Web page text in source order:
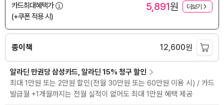
카드최대혜택가
(+쿠폰 적용 시)
5,891원 더보기
종이책 12,600원
알라딘 만권당 삼성카드, 알라딘 15% 청구 할인
최대 1만원 또는 2만원 할인(전월 30만원 또는 60만원 이용 시) / 카드
발급월 +1개월까지는 전월 실적이 없어도 최대 1만원 혜택 제공